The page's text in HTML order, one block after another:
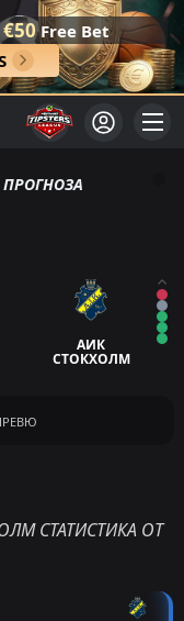
€50Free Bet
АИК
СТОКХОЛМ
СТАТИСТИКА ОТ